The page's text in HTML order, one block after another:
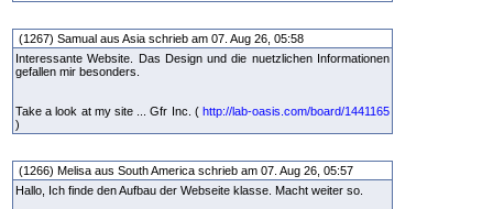
(1267) Samual aus Asia schrieb am 07. Aug 26, 05:58
Interessante Website. Das Design und die nuetzlichen Informationen
gefallen mir besonders.
Take a look at my site ... Gfr Inc. ( http://lab-oasis.com/board/1441165
)
(1266) Melisa aus South America schrieb am 07. Aug 26, 05:57
Hallo, Ich finde den Aufbau der Webseite klasse. Macht weiter so.